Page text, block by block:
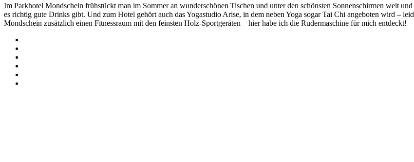
Im Parkhotel Mondschein frühstückt man im Sommer an wunderschönen Tischen und unter den schönsten Sonnenschirmen weit
es richtig gute Drinks gibt. Und zum Hotel gehört auch das Yogastudio Arise, in dem neben Yoga sogar Tai Chi angeboten wird –
Mondschein zusätzlich einen Fitnessraum mit den feinsten Holz-Sportgeräten – hier habe ich die Rudermaschine für mich entdeckt!